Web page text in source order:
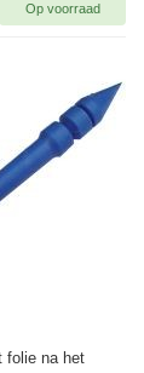
Op voorraad
folie na het